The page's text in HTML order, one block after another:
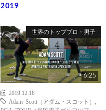
2019
世界のトッププロ・男子
6:25
2019.12.18
Adam Scott（アダム・スコット）